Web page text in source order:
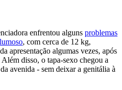
enfrentou alguns problemas
, com cerca de 12 kg,
apresentação algumas vezes, após
disso, o tapa-sexo chegou a
avenida - sem deixar a genitália à